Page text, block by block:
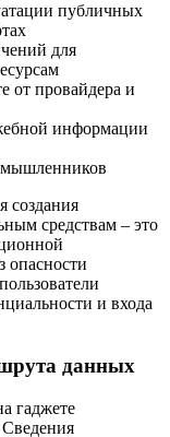
публичных
для
от провайдера и
информации
создания
средствам – это
опасности
и входа
данных
гаджете
Сведения